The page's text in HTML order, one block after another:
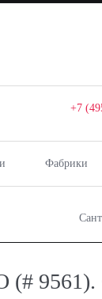
+7
Фабрики
(#